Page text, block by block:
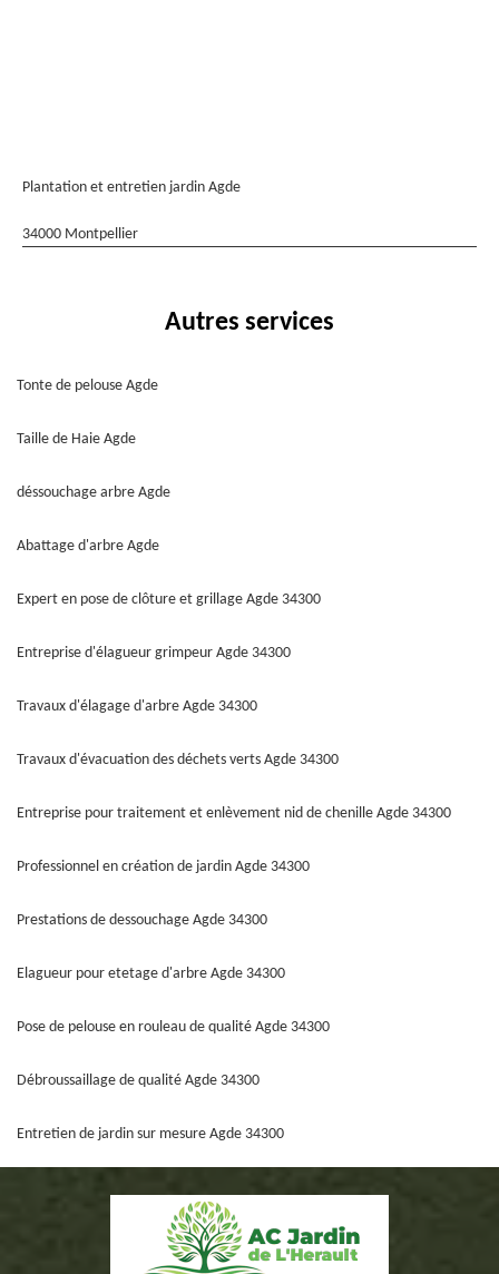
Plantation et entretien jardin Agde
34000 Montpellier
Autres services
Tonte de pelouse Agde
Taille de Haie Agde
déssouchage arbre Agde
Abattage d'arbre Agde
Expert en pose de clôture et grillage Agde 34300
Entreprise d'élagueur grimpeur Agde 34300
Travaux d'élagage d'arbre Agde 34300
Travaux d'évacuation des déchets verts Agde 34300
Entreprise pour traitement et enlèvement nid de chenille Agde 34300
Professionnel en création de jardin Agde 34300
Prestations de dessouchage Agde 34300
Elagueur pour etetage d'arbre Agde 34300
Pose de pelouse en rouleau de qualité Agde 34300
Débroussaillage de qualité Agde 34300
Entretien de jardin sur mesure Agde 34300